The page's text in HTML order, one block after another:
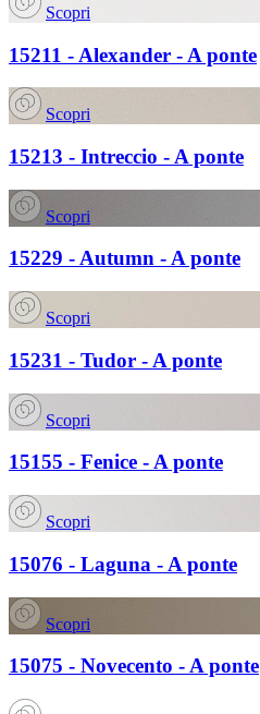
Scopri
15211 - Alexander - A ponte
Scopri
15213 - Intreccio - A ponte
Scopri
15229 - Autumn - A ponte
Scopri
15231 - Tudor - A ponte
Scopri
15155 - Fenice - A ponte
Scopri
15076 - Laguna - A ponte
Scopri
15075 - Novecento - A ponte